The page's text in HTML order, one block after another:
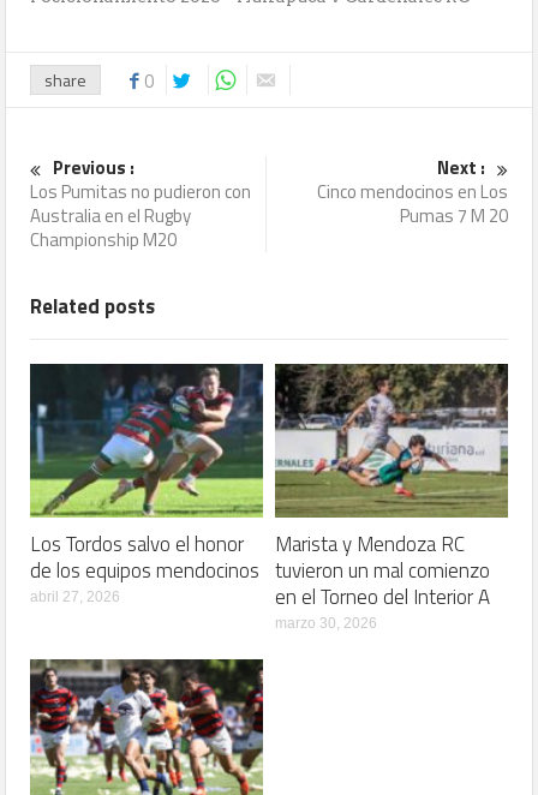
share 0
Previous :
Los Pumitas no pudieron con
Australia en el Rugby
Championship M20
Next :
Cinco mendocinos en Los
Pumas 7 M 20
Related posts
Los Tordos salvo el honor
de los equipos mendocinos
abril 27, 2026
Marista y Mendoza RC
tuvieron un mal comienzo
en el Torneo del Interior A
marzo 30, 2026